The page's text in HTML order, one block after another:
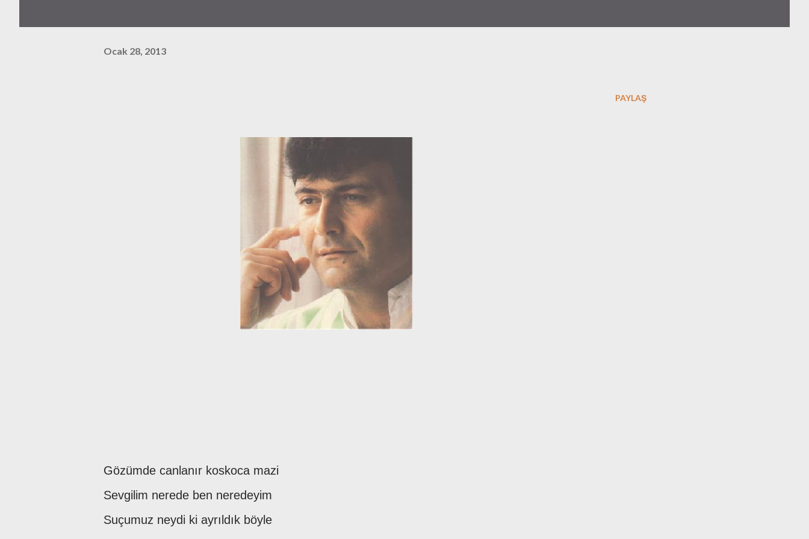
Ocak 28, 2013
Gözümde canlanır koskoca mazi
Sevgilim nerede ben neredeyim
Suçumuz neydi ki ayrıldık böyle
PAYLAŞ